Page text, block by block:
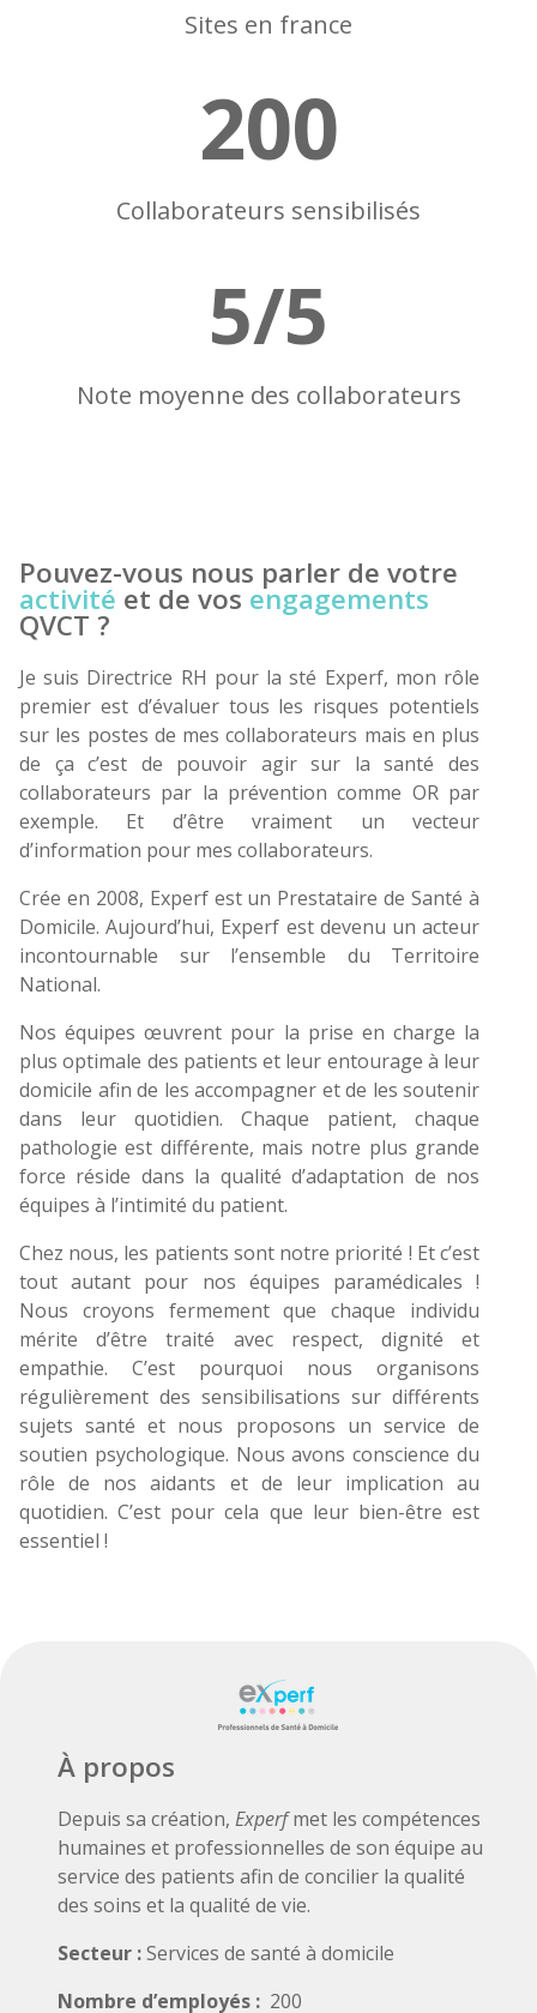
Sites en france
200
Collaborateurs sensibilisés
5/5
Note moyenne des collaborateurs
Pouvez-vous nous parler de votre
activité et de vos engagements
QVCT ?
Je suis Directrice RH pour la sté Experf, mon rôle
premier est d’évaluer tous les risques potentiels
sur les postes de mes collaborateurs mais en plus
de ça c’est de pouvoir agir sur la santé des
collaborateurs par la prévention comme OR par
exemple. Et d’être vraiment un vecteur
d’information pour mes collaborateurs.
Crée en 2008, Experf est un Prestataire de Santé à
Domicile. Aujourd’hui, Experf est devenu un acteur
incontournable sur l’ensemble du Territoire
National.
Nos équipes œuvrent pour la prise en charge la
plus optimale des patients et leur entourage à leur
domicile afin de les accompagner et de les soutenir
dans leur quotidien. Chaque patient, chaque
pathologie est différente, mais notre plus grande
force réside dans la qualité d’adaptation de nos
équipes à l’intimité du patient.
Chez nous, les patients sont notre priorité ! Et c’est
tout autant pour nos équipes paramédicales !
Nous croyons fermement que chaque individu
mérite d’être traité avec respect, dignité et
empathie. C’est pourquoi nous organisons
régulièrement des sensibilisations sur différents
sujets santé et nous proposons un service de
soutien psychologique. Nous avons conscience du
rôle de nos aidants et de leur implication au
quotidien. C’est pour cela que leur bien-être est
essentiel !
À propos
Depuis sa création, Experfmet les compétences
humaines et professionnelles de son équipe au
service des patients afin de concilier la qualité
des soins et la qualité de vie.
Secteur :Services de santé à domicile
Nombre d’employés : 200